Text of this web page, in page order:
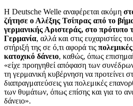
Η Deutsche Welle αναφέρεται ακόμη
ζήτησε ο Αλέξης Τσίπρας από το
γερμανικής Αριστεράς, στο πρότυπο
Γερμανία, αλλά και στις ευχαριστίες
στήριξή της σε ό,τι αφορά τις
κατοχικό δάνειο, καθώς, όπως
«είχε προηγηθεί απόφαση των
τη γερμανική κυβέρνηση να προτείνει
διαπραγματεύσεις για πολεμικές
των θυμάτων, όπως επίσης και για το
δάνειο».